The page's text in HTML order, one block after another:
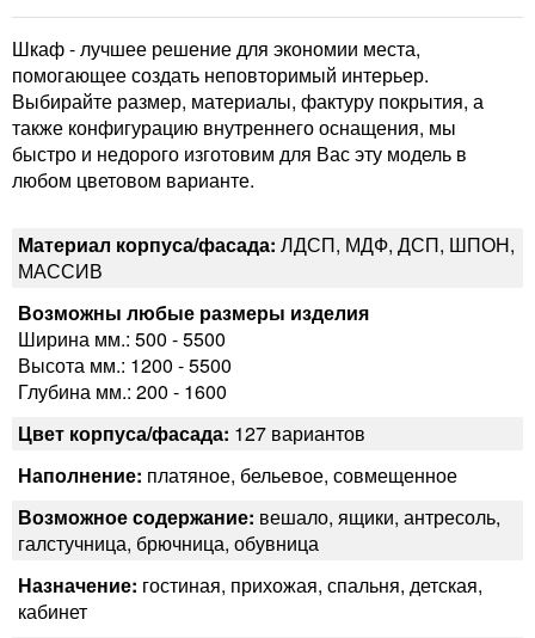
Шкаф - лучшее решение для экономии места,
помогающее создать неповторимый интерьер.
Выбирайте размер, материалы, фактуру покрытия, а
также конфигурацию внутреннего оснащения, мы
быстро и недорого изготовим для Вас эту модель в
любом цветовом варианте.
Материал корпуса/фасада: ЛДСП, МДФ, ДСП, ШПОН,
МАССИВ
Возможны любые размеры изделия
Ширина мм.: 500 - 5500
Высота мм.: 1200 - 5500
Глубина мм.: 200 - 1600
Цвет корпуса/фасада: 127 вариантов
Наполнение: платяное, бельевое, совмещенное
Возможное содержание: вешало, ящики, антресоль,
галстучница, брючница, обувница
Назначение: гостиная, прихожая, спальня, детская,
кабинет